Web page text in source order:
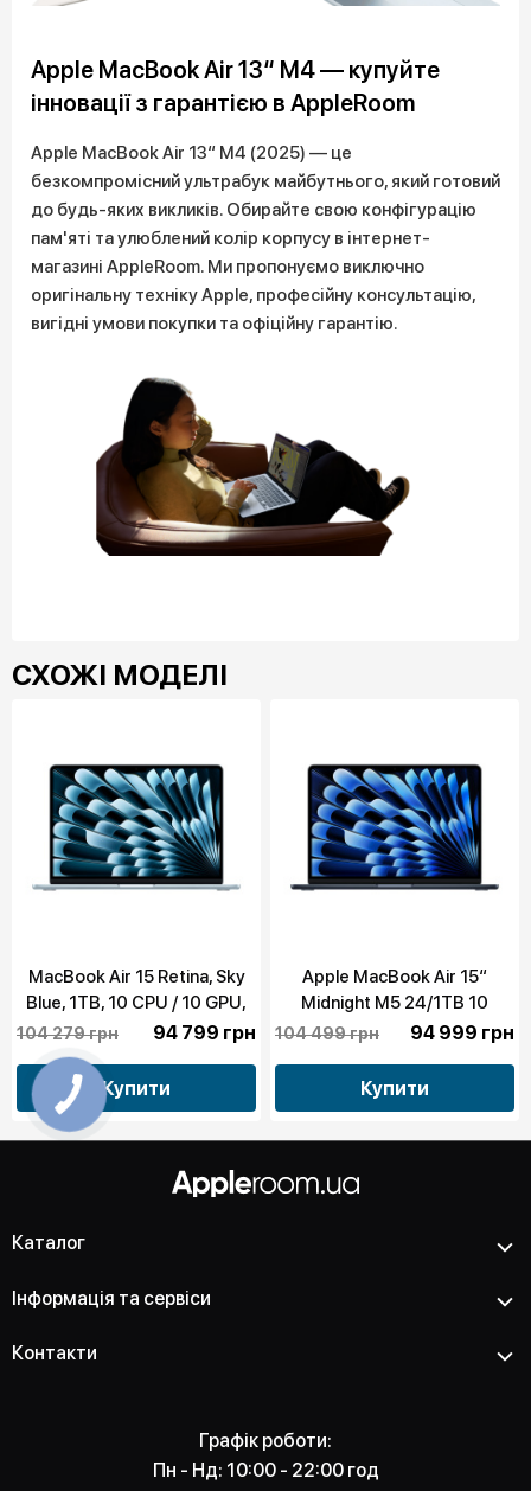
Apple MacBook Air 13“ M4 — купуйте
інновації з гарантією в AppleRoom
Apple MacBook Air 13“ M4 (2025) — це
безкомпромісний ультрабук майбутнього, який готовий
до будь-яких викликів. Обирайте свою конфігурацію
пам'яті та улюблений колір корпусу в інтернет-
магазині AppleRoom. Ми пропонуємо виключно
оригінальну техніку Apple, професійну консультацію,
вигідні умови покупки та офіційну гарантію.
СХОЖІ МОДЕЛІ
MacBook Air 15 Retina, Sky
Blue, 1TB, 10 CPU / 10 GPU,
24GB RAM with Apple M5
104 279 грн 94 799 грн
Купити
Apple MacBook Air 15“
Midnight M5 24/1TB 10
CPU/10 GPU 2026 (MDVN4)
104 499 грн 94 999 грн
Купити
Каталог
Інформація та сервіси
Контакти
Графік роботи:
Пн - Нд: 10:00 - 22:00 год